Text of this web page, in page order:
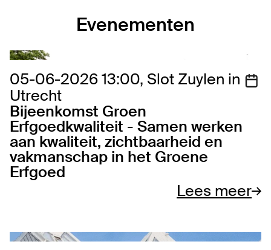
Evenementen
Bijeenkomst Groen
Erfgoedkwaliteit - Samen werken
aan kwaliteit, zichtbaarheid en
vakmanschap in het Groene
Erfgoed
05-06-2026 13:00, Slot Zuylen in
Utrecht
Lees meer